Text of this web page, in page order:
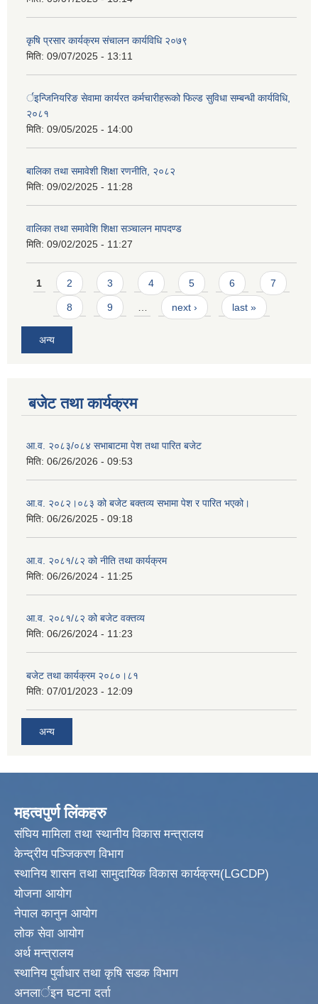
कृषि प्रसार कार्यक्रम संचालन कार्यविधि २०७९
मिति: 09/07/2025 - 13:11
र्इन्जिनियरिङ सेवामा कार्यरत कर्मचारीहरूको फिल्ड सुविधा सम्बन्धी कार्यविधि,
२०८१
मिति: 09/05/2025 - 14:00
बालिका तथा समावेशी शिक्षा रणनीति, २०८२
मिति: 09/02/2025 - 11:28
वालिका तथा समावेशि शिक्षा सञ्चालन मापदण्ड
मिति: 09/02/2025 - 11:27
Pages
1 2 3 4 5 6 7
8 9 next › last »
अन्य
बजेट तथा कार्यक्रम
आ.व. २०८३/०८४ सभाबाटमा पेश तथा पारित बजेट
मिति: 06/26/2026 - 09:53
आ‍.व. २०८२।०८३ को बजेट बक्तव्य सभामा पेश र पारित भएको।
मिति: 06/26/2025 - 09:18
आ.व. २०८१/८२ को नीति तथा कार्यक्रम
मिति: 06/26/2024 - 11:25
आ.व. २०८१/८२ को बजेट वक्तव्य
मिति: 06/26/2024 - 11:23
बजेट तथा कार्यक्रम २०८०।८१
मिति: 07/01/2023 - 12:09
अन्य
महत्वपुर्ण लिंकहरु
संघिय मामिला तथा स्थानीय विकास मन्त्रालय
केन्द्रीय पञ्जिकरण विभाग
स्थानिय शासन तथा सामुदायिक विकास कार्यक्रम(LGCDP)
योजना आयोग
नेपाल कानुन आयोग
लोक सेवा आयोग
अर्थ मन्त्रालय
स्थानिय पुर्वाधार तथा कृषि सडक विभाग
अनलार्इन घटना दर्ता